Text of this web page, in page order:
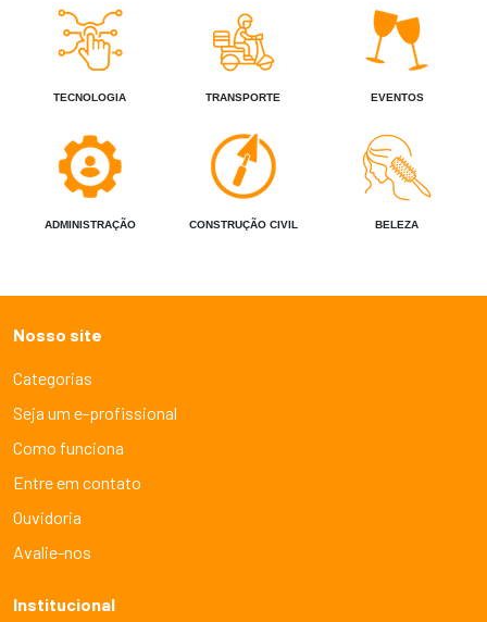
TECNOLOGIA TRANSPORTE EVENTOS
ADMINISTRAÇÃO CONSTRUÇÃO CIVIL BELEZA
Nosso site
Categorias
Seja um e-profissional
Como funciona
Entre em contato
Ouvidoria
Avalie-nos
Institucional